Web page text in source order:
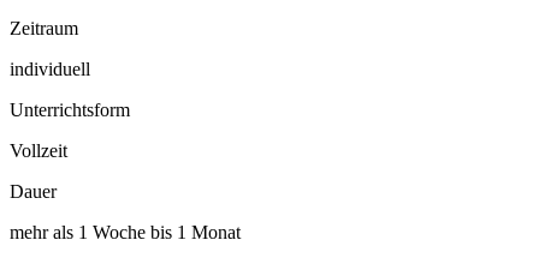
Zeitraum
individuell
Unterrichtsform
Vollzeit
Dauer
mehr als 1 Woche bis 1 Monat